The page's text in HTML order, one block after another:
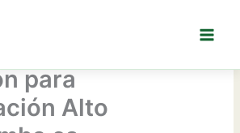
para
Alto